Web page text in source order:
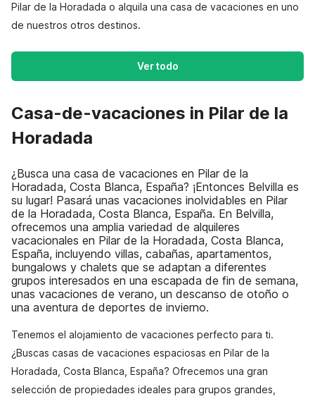
Pilar de la Horadada o alquila una casa de vacaciones en uno
de nuestros otros destinos.
Ver todo
Casa-de-vacaciones in Pilar de la
Horadada
¿Busca una casa de vacaciones en Pilar de la
Horadada, Costa Blanca, España? ¡Entonces Belvilla es
su lugar! Pasará unas vacaciones inolvidables en Pilar
de la Horadada, Costa Blanca, España. En Belvilla,
ofrecemos una amplia variedad de alquileres
vacacionales en Pilar de la Horadada, Costa Blanca,
España, incluyendo villas, cabañas, apartamentos,
bungalows y chalets que se adaptan a diferentes
grupos interesados en una escapada de fin de semana,
unas vacaciones de verano, un descanso de otoño o
una aventura de deportes de invierno.
Tenemos el alojamiento de vacaciones perfecto para ti.
¿Buscas casas de vacaciones espaciosas en Pilar de la
Horadada, Costa Blanca, España? Ofrecemos una gran
selección de propiedades ideales para grupos grandes,